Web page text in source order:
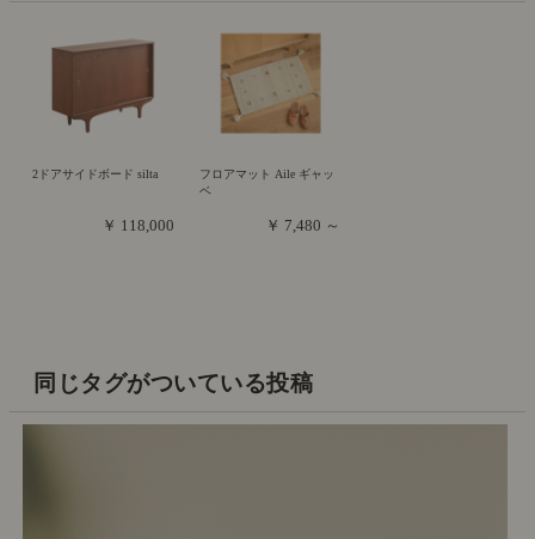
2ドアサイドボード silta
￥ 118,000
フロアマット Aile ギャッ
ベ
￥ 7,480 ～
同じタグがついている投稿